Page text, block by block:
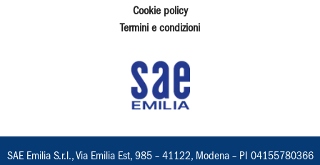
Cookie policy
Termini e condizioni
SAE Emilia S.r.l., Via Emilia Est, 985 – 41122, Modena – PI 04155780366